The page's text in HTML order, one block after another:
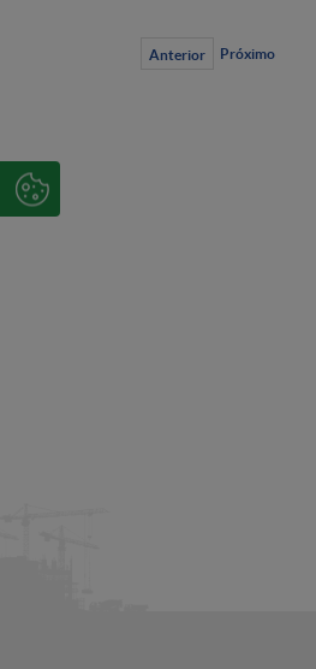
Anterior Próximo